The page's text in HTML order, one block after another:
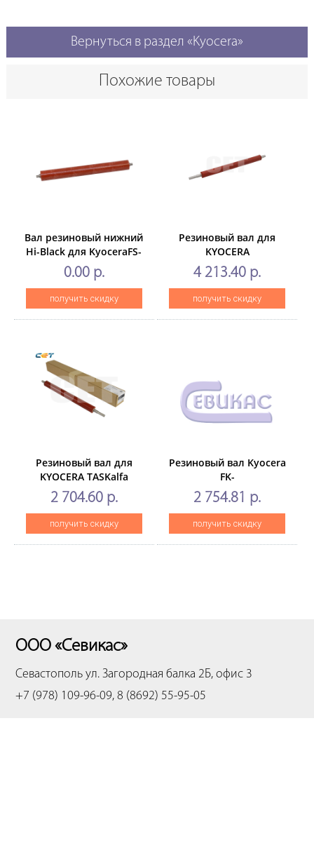
Вернуться в раздел «Kyocera»
Похожие товары
Вал резиновый нижний
Hi-Black для KyoceraFS-
2020D/3920DN/4020DN/3040/3140/3540/3640
0.00 р.
получить скидку
Резиновый вал для
KYOCERA
TASKalfa2553ci/3253ci/2552ci/
(CET), CET221005
4 213.40 р.
получить скидку
Резиновый вал для
KYOCERA TASKalfa
4002i/5002i/6002i(CET),
CET7846
2 704.60 р.
получить скидку
Резиновый вал Kyocera
FK-
1150P2235dn/P2040dn/
(ОEM)
2 754.81 р.
получить скидку
ООО «Севикас»
Севастополь ул. Загородная балка 2Б, офис 3
+7 (978) 109-96-09, 8 (8692) 55-95-05